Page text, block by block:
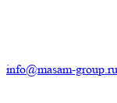
info@masam-group.ru